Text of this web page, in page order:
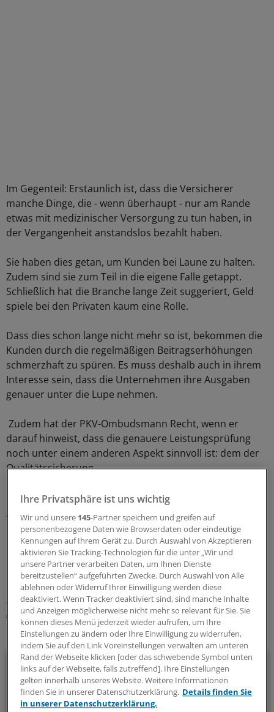
Im Gegenteil: Erstaunlich ist, dass die Versicherer
manche Dinge, die - wenn überhaupt - nur am Rande
etwas mit medizinischer Versorgung zu tun haben, in
der Vergangenheit anstandslos bezahlt haben.
Sie haben dies getan, um Kunden bei Laune zu halten.
Zudem sind sie zum Teil in die eigene Falle getappt.
Schließlich hat die Branche lange Zeit suggeriert, Geld
spiele bei den Privaten kaum eine Rolle.
Dass dies schon lange nicht mehr so ist, bekommen die
Kunden durch die regelmäßigen Beitragserhöhungen
schmerzhaft zu spüren. Es muss deshalb auch in ihrem
Interesse sein, dass die Unternehmen ihre Ausgaben
genauer unter die Lupe nehmen.
Zudem hat der PKV-Ombudsmann Recht, wenn er
darauf hinweist, dass die genauere Leistungsprüfung
noch unter einem anderen Aspekt sinnvoll ist: dem der
Qualitätssicherung.
Lesen Sie dazu auch: Pingelige oder qualitätsbewusste
PKV?
0
Schlagworte:
Unternehmen Praxisführung Klinik-Management
Abrechnung / Honorar Krankenkassen
Ihr Newsletter zum Thema
Beruf & Alltag
Die Sonntagslektüre: Lesen Sie Wissenswertes und
Nützliches für Ihre tägliche Arbeit, lassen Sie sich von
Ihre Privatsphäre ist uns wichtig
Wir und unsere 145-Partner speichern und greifen auf
personenbezogene Daten wie Browserdaten oder eindeutige
Kennungen auf Ihrem Gerät zu. Durch Auswahl von Akzeptieren
aktivieren Sie Tracking-Technologien für die unter „Wir und
unsere Partner verarbeiten Daten, um Ihnen Dienste
bereitzustellen“ aufgeführten Zwecke. Durch Auswahl von Alle
ablehnen oder Widerruf Ihrer Einwilligung werden diese
deaktiviert. Wenn Tracker deaktiviert sind, sind manche Inhalte
und Anzeigen möglicherweise nicht mehr so relevant für Sie. Sie
können dieses Menü jederzeit wieder aufrufen, um Ihre
Einstellungen zu ändern oder Ihre Einwilligung zu widerrufen,
indem Sie auf den Link Voreinstellungen verwalten am unteren
Rand der Webseite klicken [oder das schwebende Symbol unten
links auf der Webseite, falls zutreffend]. Ihre Einstellungen
gelten innerhalb unseres Website. Weitere Informationen
finden Sie in unserer Datenschutzerklärung. Details finden Sie
in unserer Datenschutzerklärung.